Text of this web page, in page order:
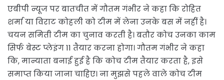
एबीपी न्यूज पर बातचीत में गौतम गंभीर ने कहा कि रोहित
शर्मा या विराट कोहली को टीम में लेना उनके बस में नहीं है।
चयन समिती टीम का चुनाव करती है। बतौर कोच उनका काम
सिर्फ बेस्ट प्लेइंग 11 तैयार करना होगा। गौतम गंभीर ने कहा
कि, मान्याता बनाई हुई है कि कोच टीम तैयार करता है, इसे
समाप्त किया जाना चाहिए। ना मुझसे पहले वाले कोच टीम